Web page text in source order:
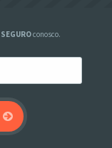
SEGUROconosco.